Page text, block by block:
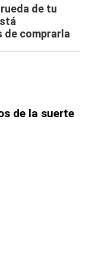
de tu
de comprarla
de la suerte